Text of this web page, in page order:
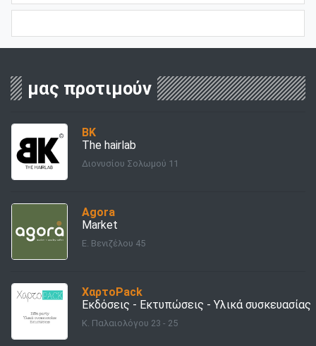
μας προτιμούν
BK
The hairlab
Διονυσίου Σολωμού 11
Agora
Market
E. Βενιζέλου 45
ΧαρτοPack
Εκδόσεις - Εκτυπώσεις - Υλικά συσκευασίας
Κ. Παλαιολόγου 23 - 25